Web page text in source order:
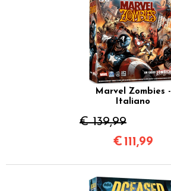
Marvel Zombies -
Italiano
€ 139,99
€ 111,99